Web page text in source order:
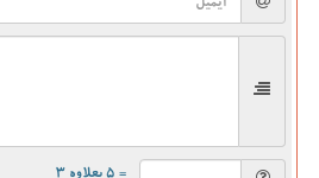
= ۵ بعلاوه ۳